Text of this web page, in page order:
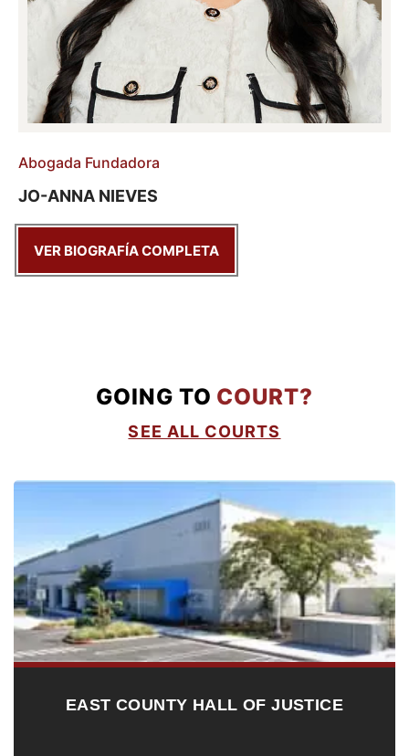
Abogada Fundadora
JO-ANNA NIEVES
VER BIOGRAFÍA COMPLETA
GOING TO COURT?
SEE ALL COURTS
EAST COUNTY HALL OF JUSTICE